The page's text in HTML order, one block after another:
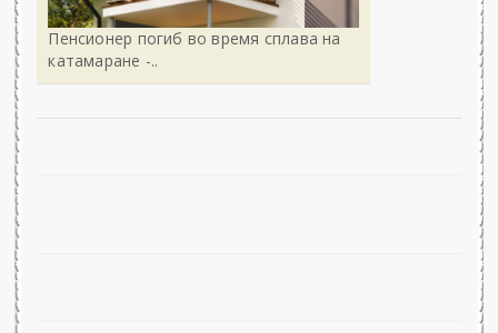
Пенсионер погиб во время сплава на
катамаране -..